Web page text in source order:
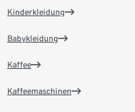
Kinderkleidung
Babykleidung
Kaffee
Kaffeemaschinen